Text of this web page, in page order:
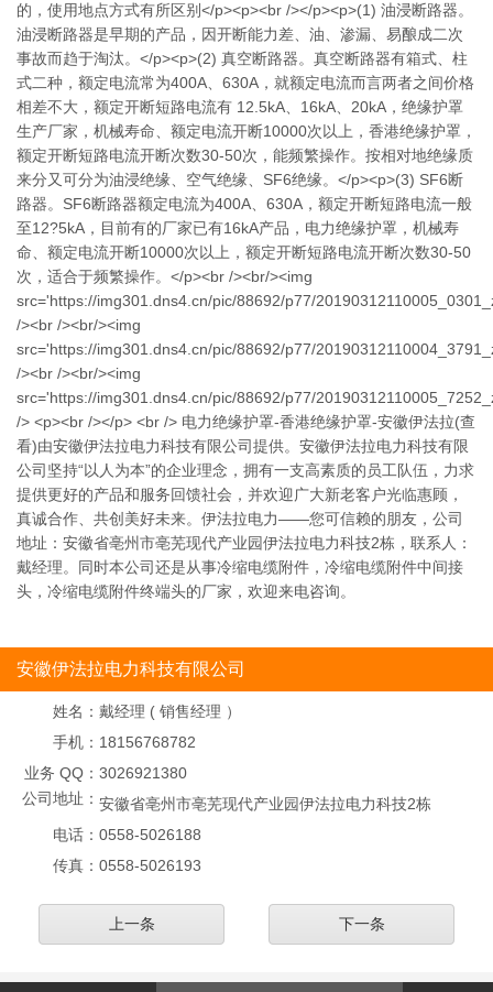
的，使用地点方式有所区别</p><p><br /></p><p>(1) 油浸断路器。
油浸断路器是早期的产品，因开断能力差、油、渗漏、易酿成二次
事故而趋于淘汰。</p><p>(2) 真空断路器。真空断路器有箱式、柱
式二种，额定电流常为400A、630A，就额定电流而言两者之间价格
相差不大，额定开断短路电流有 12.5kA、16kA、20kA，绝缘护罩
生产厂家，机械寿命、额定电流开断10000次以上，香港绝缘护罩，
额定开断短路电流开断次数30-50次，能频繁操作。按相对地绝缘质
来分又可分为油浸绝缘、空气绝缘、SF6绝缘。</p><p>(3) SF6断
路器。SF6断路器额定电流为400A、630A，额定开断短路电流一般
至12?5kA，目前有的厂家已有16kA产品，电力绝缘护罩，机械寿
命、额定电流开断10000次以上，额定开断短路电流开断次数30-50
次，适合于频繁操作。</p><br /><br/><img
src='https://img301.dns4.cn/pic/88692/p77/
/><br /><br/><img
src='https://img301.dns4.cn/pic/88692/p77/
/><br /><br/><img
src='https://img301.dns4.cn/pic/88692/p77/
/> <p><br /></p> <br /> 电力绝缘护罩-香港绝缘护罩-安徽伊法拉(查
看)由安徽伊法拉电力科技有限公司提供。安徽伊法拉电力科技有限
公司坚持“以人为本”的企业理念，拥有一支高素质的员工队伍，力求
提供更好的产品和服务回馈社会，并欢迎广大新老客户光临惠顾，
真诚合作、共创美好未来。伊法拉电力——您可信赖的朋友，公司
地址：安徽省亳州市亳芜现代产业园伊法拉电力科技2栋，联系人：
戴经理。同时本公司还是从事冷缩电缆附件，冷缩电缆附件中间接
头，冷缩电缆附件终端头的厂家，欢迎来电咨询。
安徽伊法拉电力科技有限公司
姓名： 戴经理 ( 销售经理 ）
手机： 18156768782
业务 QQ： 3026921380
公司地址： 安徽省亳州市亳芜现代产业园伊法拉电力科技2栋
电话： 0558-5026188
传真： 0558-5026193
上一条 下一条